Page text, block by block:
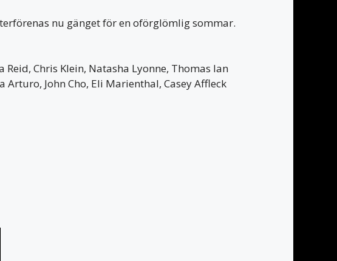
nu gänget för en oförglömlig sommar.
Chris Klein, Natasha Lyonne, Thomas Ian
Arturo, John Cho, Eli Marienthal, Casey Affleck